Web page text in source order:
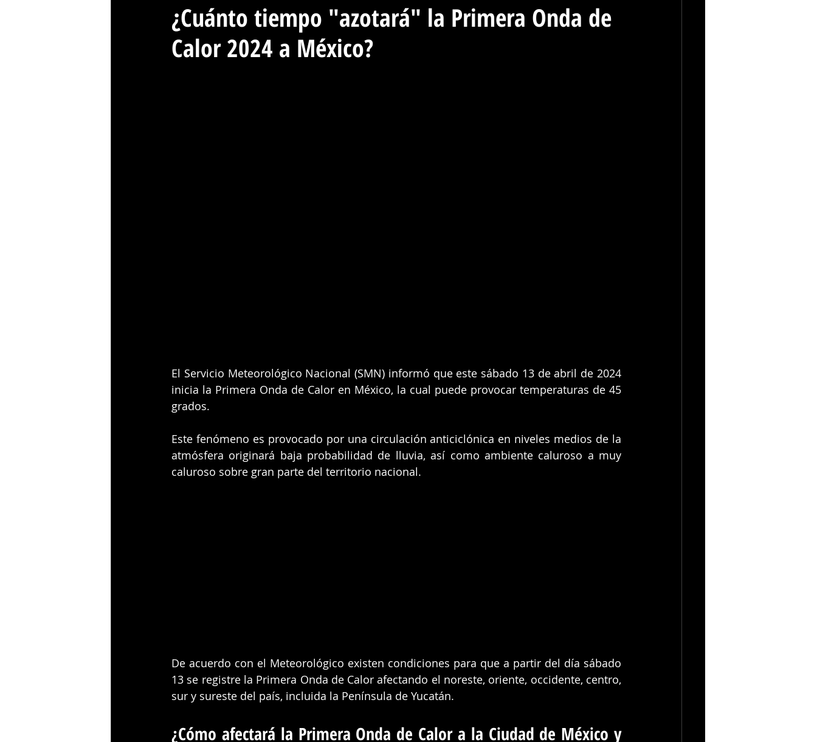
¿Cuánto tiempo "azotará" la Primera Onda de
Calor 2024 a México?
El Servicio Meteorológico Nacional (SMN) informó que este sábado 13 de abril de 2024
inicia la Primera Onda de Calor en México, la cual puede provocar temperaturas de 45
grados.
Este fenómeno es provocado por una circulación anticiclónica en niveles medios de la
atmósfera originará baja probabilidad de lluvia, así como ambiente caluroso a muy
caluroso sobre gran parte del territorio nacional.
De acuerdo con el Meteorológico existen condiciones para que a partir del día sábado
13 se registre la Primera Onda de Calor afectando el noreste, oriente, occidente, centro,
sur y sureste del país, incluida la Península de Yucatán.
¿Cómo afectará la Primera Onda de Calor a la Ciudad de México y